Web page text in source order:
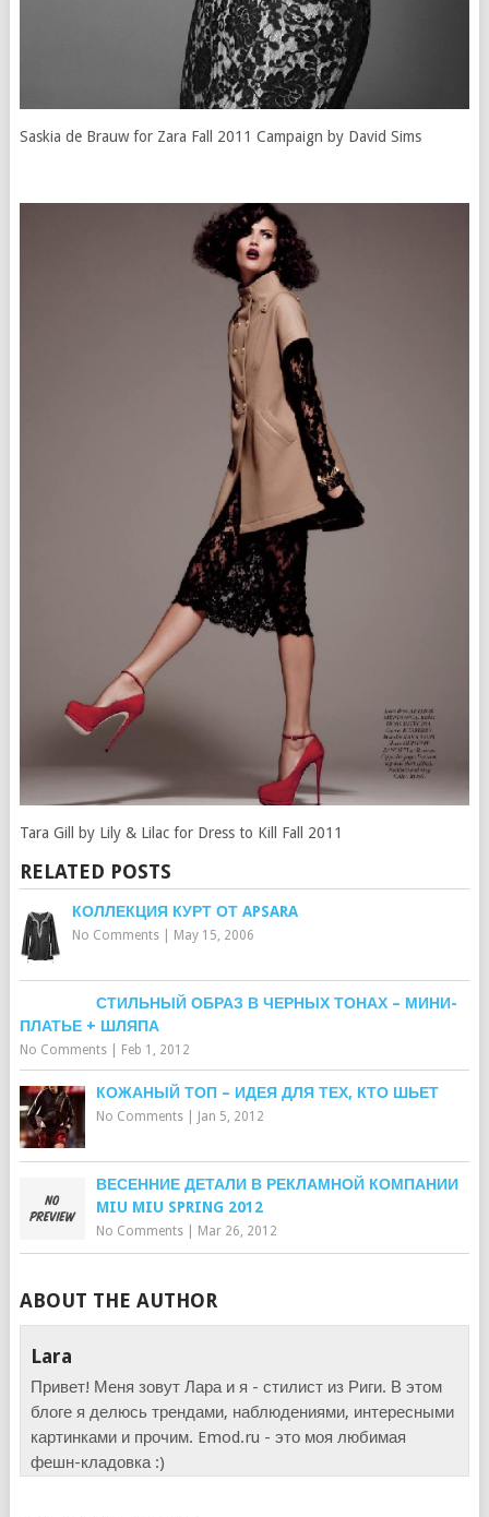
Saskia de Brauw for Zara Fall 2011 Campaign by David Sims
Tara Gill by Lily & Lilac for Dress to Kill Fall 2011
RELATED POSTS
КОЛЛЕКЦИЯ КУРТ ОТ APSARA
No Comments| May 15, 2006
СТИЛЬНЫЙ ОБРАЗ В ЧЕРНЫХ ТОНАХ – МИНИ-
ПЛАТЬЕ + ШЛЯПА
No Comments| Feb 1, 2012
КОЖАНЫЙ ТОП – ИДЕЯ ДЛЯ ТЕХ, КТО ШЬЕТ
No Comments| Jan 5, 2012
ВЕСЕННИЕ ДЕТАЛИ В РЕКЛАМНОЙ КОМПАНИИ
MIU MIU SPRING 2012
No Comments| Mar 26, 2012
ABOUT THE AUTHOR
Lara
Привет! Меня зовут Лара и я - стилист из Риги. В этом
блоге я делюсь трендами, наблюдениями, интересными
картинками и прочим. Emod.ru - это моя любимая
фешн-кладовка :)